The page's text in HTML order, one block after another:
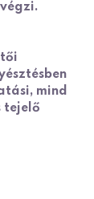
mind
tejelő